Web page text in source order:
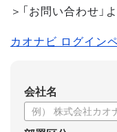
＞「お問い合わせ」
カオナビ ログイン
会社名